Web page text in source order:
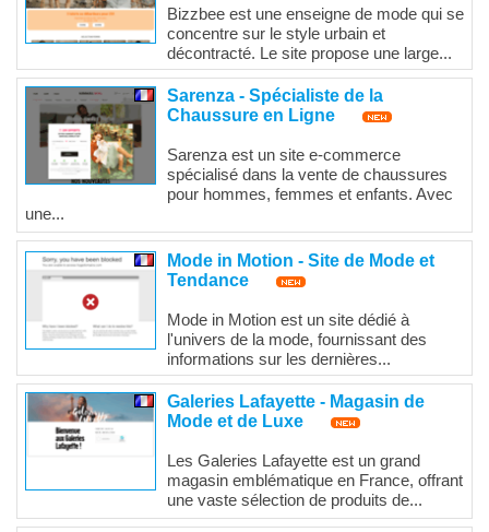
Bizzbee est une enseigne de mode qui se
concentre sur le style urbain et
décontracté. Le site propose une large...
Sarenza - Spécialiste de la
Chaussure en Ligne
Sarenza est un site e-commerce
spécialisé dans la vente de chaussures
pour hommes, femmes et enfants. Avec
une...
Mode in Motion - Site de Mode et
Tendance
Mode in Motion est un site dédié à
l'univers de la mode, fournissant des
informations sur les dernières...
Galeries Lafayette - Magasin de
Mode et de Luxe
Les Galeries Lafayette est un grand
magasin emblématique en France, offrant
une vaste sélection de produits de...